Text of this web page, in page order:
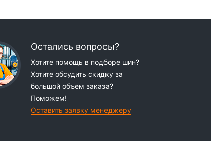
Остались вопросы?
Хотите помощь в подборе шин?
Хотите обсудить скидку за
большой объем заказа?
Поможем!
Оставить заявку менеджеру